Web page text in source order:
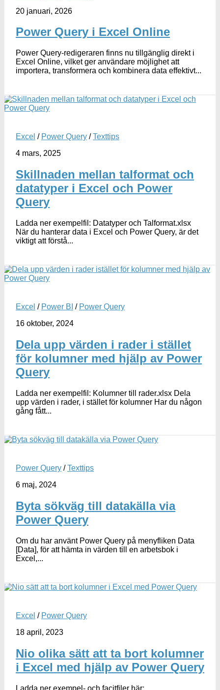
20 januari, 2026
Power Query i Excel Online
Power Query-redigeraren finns nu tillgänglig direkt i
Excel Online, vilket ger användare möjlighet att
importera, transformera och kombinera data effektivt...
Excel / Power Query /Texttips
4 mars, 2025
Skillnaden mellan talformat och
datatyper i Excel och Power
Query
Ladda ner exempelfil: Datatyper och Talformat.xlsx
När du hanterar data i Excel och Power Query, är det
viktigt att förstå...
Excel / Power BI / Power Query
16 oktober, 2024
Dela upp värden i rader i stället
för kolumner med hjälp av Power
Query
Ladda ner exempelfil: Kolumner till rader.xlsx Dela
upp värden i rader, i stället för kolumner Har du någon
gång fått...
Power Query /Texttips
6 maj, 2024
Byta sökväg till datakälla via
Power Query
Om du har använt Power Query på menyfliken Data
[Data], för att hämta in värden till en arbetsbok i
Excel,...
Excel / Power Query
18 april, 2023
Nio olika sätt att ta bort kolumner
i Excel med hjälp av Power Query
Ladda ner exempel- och facitfiler här: